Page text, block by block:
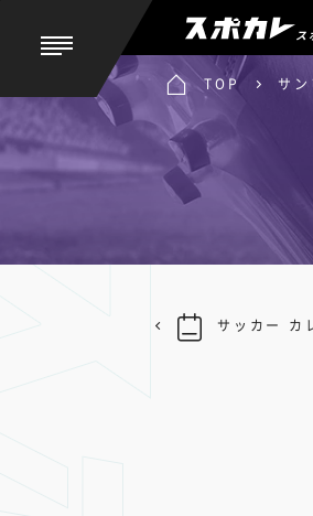
ス
TOP サ
サッカー カ